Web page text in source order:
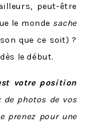
peut-être
le monde sache
que ce soit) ?
le début.
votre position
de photos de vos
prenez pour une